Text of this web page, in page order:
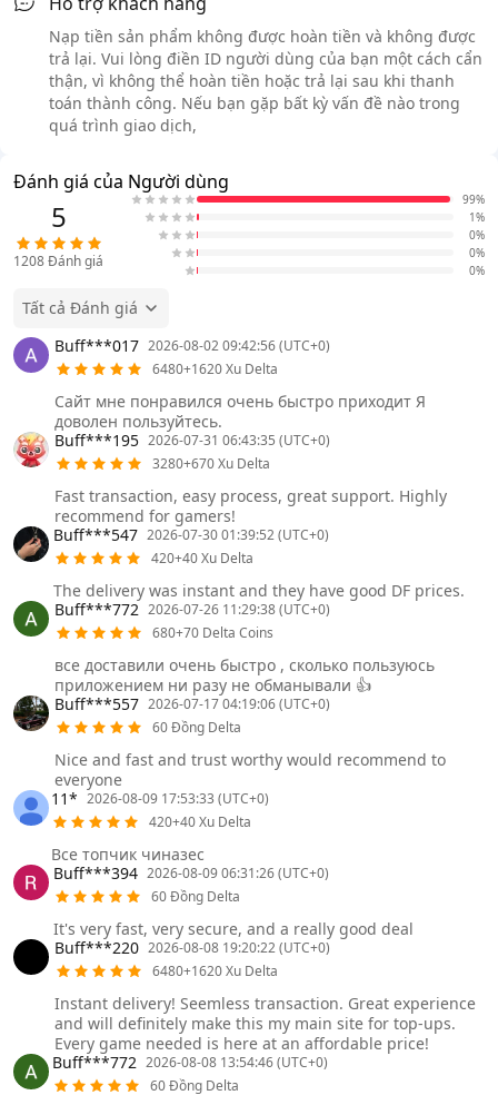
Nạp tiền sản phẩm không được hoàn tiền và không được
trả lại. Vui lòng điền ID người dùng của bạn một cách cẩn
thận, vì không thể hoàn tiền hoặc trả lại sau khi thanh
toán thành công. Nếu bạn gặp bất kỳ vấn đề nào trong
quá trình giao dịch,
Đánh giá của Người dùng
5
1208Đánh giá
99%
1%
0%
0%
0%
Tất cả Đánh giá
Buff***017 2026-08-02 09:42:56 (UTC+0)
6480+1620 Xu Delta
Сайт мне понравился очень быстро приходит Я
доволен пользуйтесь.
Buff***195 2026-07-31 06:43:35 (UTC+0)
3280+670 Xu Delta
Fast transaction, easy process, great support. Highly
recommend for gamers!
Buff***547 2026-07-30 01:39:52 (UTC+0)
420+40 Xu Delta
The delivery was instant and they have good DF prices.
Buff***772 2026-07-26 11:29:38 (UTC+0)
680+70 Delta Coins
все доставили очень быстро , сколько пользуюсь
приложением ни разу не обманывали 👍
Buff***557 2026-07-17 04:19:06 (UTC+0)
60 Đồng Delta
Nice and fast and trust worthy would recommend to
everyone
11* 2026-08-09 17:53:33 (UTC+0)
420+40 Xu Delta
Все топчик чиназес
Buff***394 2026-08-09 06:31:26 (UTC+0)
60 Đồng Delta
It's very fast, very secure, and a really good deal
Buff***220 2026-08-08 19:20:22 (UTC+0)
6480+1620 Xu Delta
Instant delivery! Seemless transaction. Great experience
and will definitely make this my main site for top-ups.
Every game needed is here at an affordable price!
Buff***772 2026-08-08 13:54:46 (UTC+0)
60 Đồng Delta